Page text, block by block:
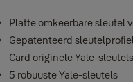
Platte omkeerbare sleutel
Gepatenteerd
Card originele Yale-
5 robuuste Yale-sleutels